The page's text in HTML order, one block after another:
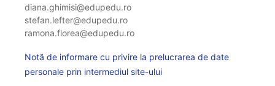
diana.ghimisi@edupedu.ro
stefan.lefter@edupedu.ro
ramona.florea@edupedu.ro
Notă de informare cu privire la prelucrarea de date
personale prin intermediul site-ului